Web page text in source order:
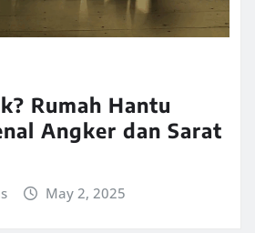
Rumah Hantu
Angker dan Sarat
May 2, 2025